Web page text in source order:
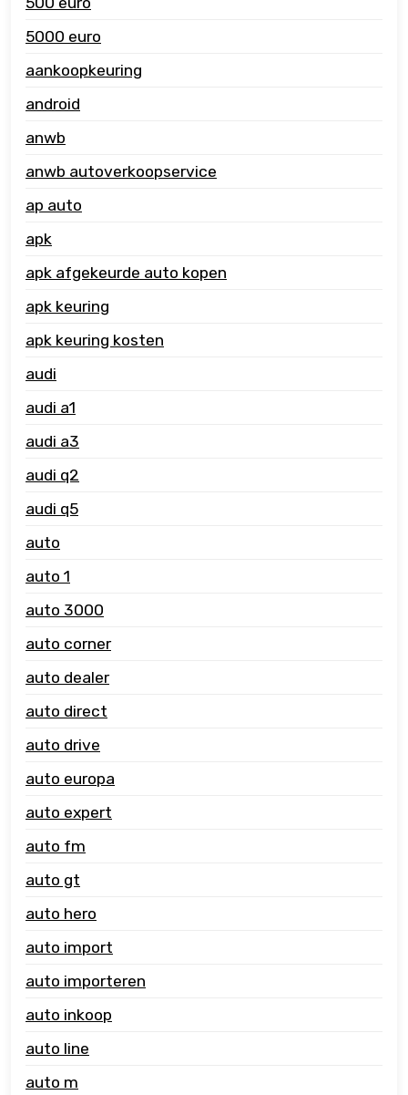
5000 euro
aankoopkeuring
android
anwb
anwb autoverkoopservice
ap auto
apk
apk afgekeurde auto kopen
apk keuring
apk keuring kosten
audi
audi a1
audi a3
audi q2
audi q5
auto
auto 1
auto 3000
auto corner
auto dealer
auto direct
auto drive
auto europa
auto expert
auto fm
auto gt
auto hero
auto import
auto importeren
auto inkoop
auto line
auto m